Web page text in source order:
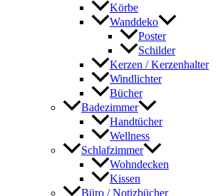
Körbe
Wanddeko
Poster
Schilder
Kerzen / Kerzenhalter
Windlichter
Bücher
Badezimmer
Handtücher
Wellness
Schlafzimmer
Wohndecken
Kissen
Büro / Notizbücher